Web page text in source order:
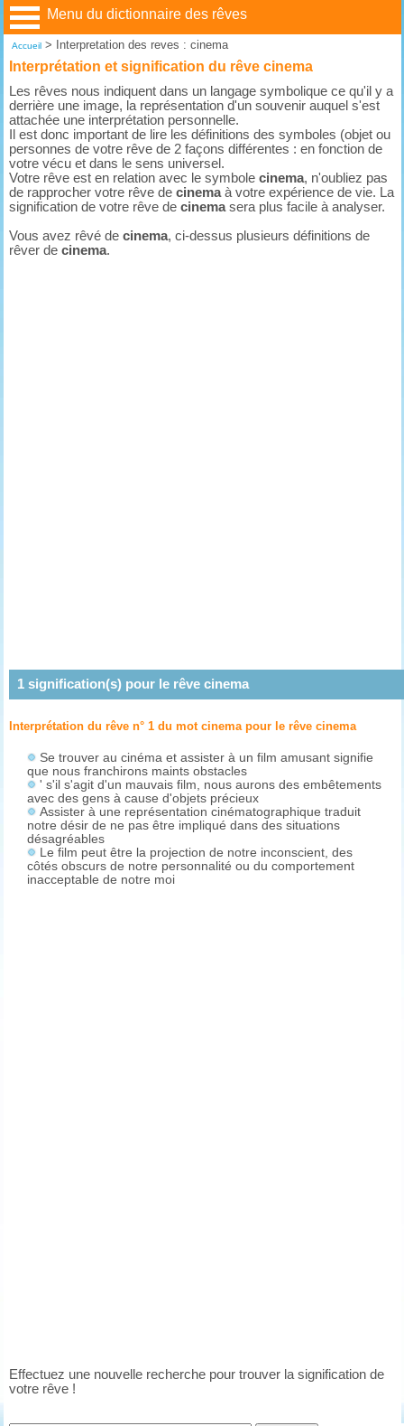
Menu du dictionnaire des rêves
Accueil> Interpretation des reves : cinema
Interprétation et signification du rêve cinema
Les rêves nous indiquent dans un langage symbolique ce qu'il y a
derrière une image, la représentation d'un souvenir auquel s'est
attachée une interprétation personnelle.
Il est donc important de lire les définitions des symboles (objet ou
personnes de votre rêve de 2 façons différentes : en fonction de
votre vécu et dans le sens universel.
Votre rêve est en relation avec le symbolecinema, n'oubliez pas
de rapprocher votre rêve decinemaà votre expérience de vie. La
signification de votre rêve decinemasera plus facile à analyser.
Vous avez rêvé decinema, ci-dessus plusieurs définitions de
rêver decinema.
1signification(s) pour le rêve cinema
Interprétation du rêve n° 1 du mot cinema pour le rêvecinema
Se trouver au cinéma et assister à un film amusant signifie
que nous franchirons maints obstacles
' s'il s'agit d'un mauvais film, nous aurons des embêtements
avec des gens à cause d'objets précieux
Assister à une représentation cinématographique traduit
notre désir de ne pas être impliqué dans des situations
désagréables
Le film peut être la projection de notre inconscient, des
côtés obscurs de notre personnalité ou du comportement
inacceptable de notre moi
Effectuez une nouvelle recherche pour trouver la signification de
votre rêve !